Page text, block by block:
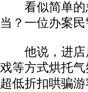
看似简单的
当？一位办案民
他说，进店后
戏等方式烘托
超低折扣哄骗